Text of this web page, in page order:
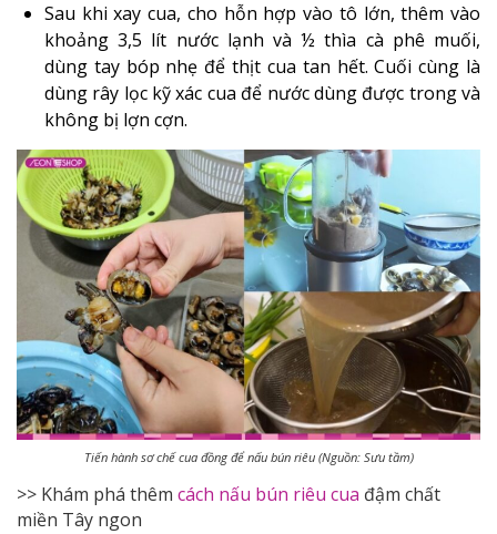
Sau khi xay cua, cho hỗn hợp vào tô lớn, thêm vào
khoảng 3,5 lít nước lạnh và ½ thìa cà phê muối,
dùng tay bóp nhẹ để thịt cua tan hết. Cuối cùng là
dùng rây lọc kỹ xác cua để nước dùng được trong và
không bị lợn cợn.
Tiến hành sơ chế cua đồng để nấu bún riêu (Nguồn: Sưu tầm)
>> Khám phá thêm cách nấu bún riêu cua đậm chất
miền Tây ngon